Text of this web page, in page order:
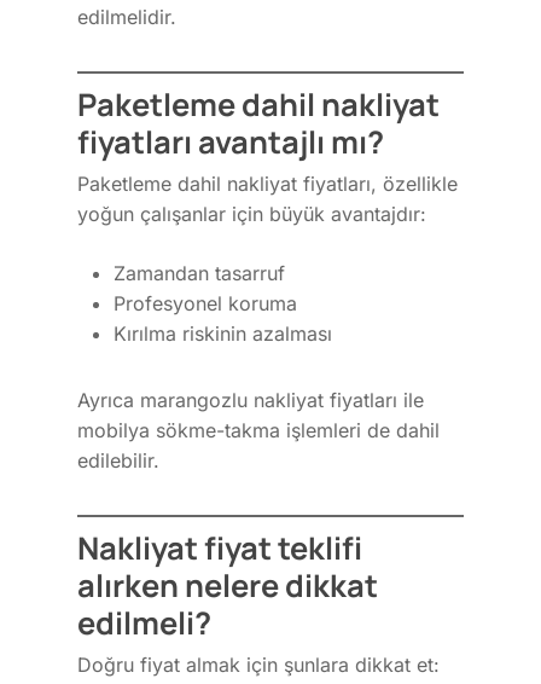
edilmelidir.
Paketleme dahil nakliyat
fiyatları avantajlı mı?
Paketleme dahil nakliyat fiyatları, özellikle
yoğun çalışanlar için büyük avantajdır:
Zamandan tasarruf
Profesyonel koruma
Kırılma riskinin azalması
Ayrıca marangozlu nakliyat fiyatları ile
mobilya sökme-takma işlemleri de dahil
edilebilir.
Nakliyat fiyat teklifi
alırken nelere dikkat
edilmeli?
Doğru fiyat almak için şunlara dikkat et: